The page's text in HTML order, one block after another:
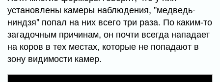
установлены камеры наблюдения, "медведь-
ниндзя" попал на них всего три раза. По каким-то
загадочным причинам, он почти всегда нападает
на коров в тех местах, которые не попадают в
зону видимости камер.